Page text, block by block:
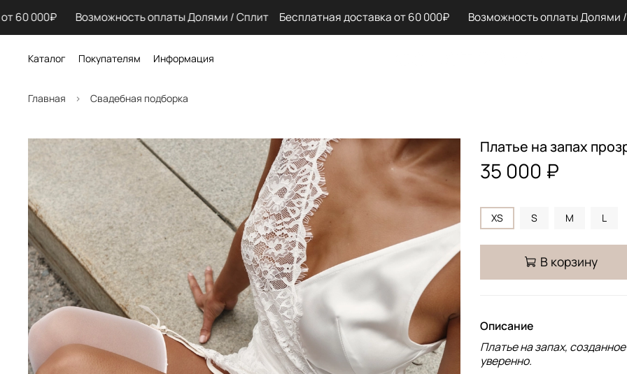
60 000₽ Возможность оплаты Долями / Сплит Бесплатная доставка от 60 000₽ Возможность оплаты Долями /
Каталог Покупателям Информация
Главная Свадебная подборка
Платье на запах
35 000 ₽
XS S M L
В корзину
Описание
Платье на запах,
уверенно.